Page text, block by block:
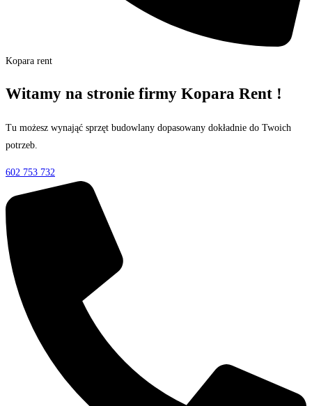
Kopara rent
Witamy na stronie firmy Kopara Rent !
Tu możesz wynająć sprzęt budowlany dopasowany dokładnie do Twoich
potrzeb.
602 753 732